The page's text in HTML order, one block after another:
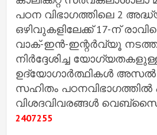
പഠന വിഭാഗത്തിലെ 2
ഒഴിവുകളിലേക്ക് 17-ന്
വാക്-ഇന്‍-ഇന്റര്‍വ്യൂ
നിര്‍ദ്ദേശിച്ച
ഉദ്യോഗാര്‍ത്ഥികള്‍ അസല്‍
സഹിതം
വിശദവിവരങ്ങള്‍
2407255